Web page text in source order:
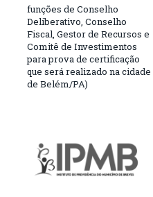
funções de Conselho
Deliberativo, Conselho
Fiscal, Gestor de Recursos e
Comitê de Investimentos
para prova de certificação
que será realizado na cidade
de Belém/PA)